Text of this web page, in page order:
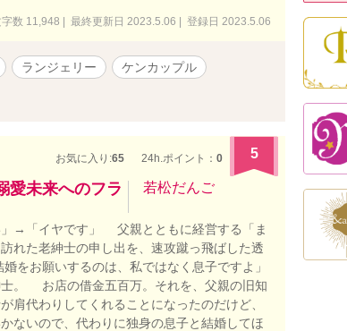
字数 11,948 | 最終更新日 2023.5.06 | 登録日 2023.5.06
ランジェリー
ケンカップル
お気に入り:65 24h.ポイント： 0 5
愛未来へのフラ
若松だんご
→「イヤです」 父親とともに経営する「ま
れた老紳士の申し出を、速攻蹴っ飛ばした透
をお願いするのは、私ではなく息子ですよ」
。 お店の借金五百万。それを、父親の旧知
肩代わりしてくれることになったのだけど、
ないので、代わりに独身の息子と結婚してほ